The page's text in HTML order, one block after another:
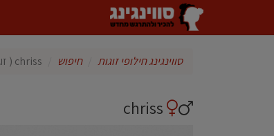
סווינגינג חילופי זוגות חיפוש chriss ( זוג)